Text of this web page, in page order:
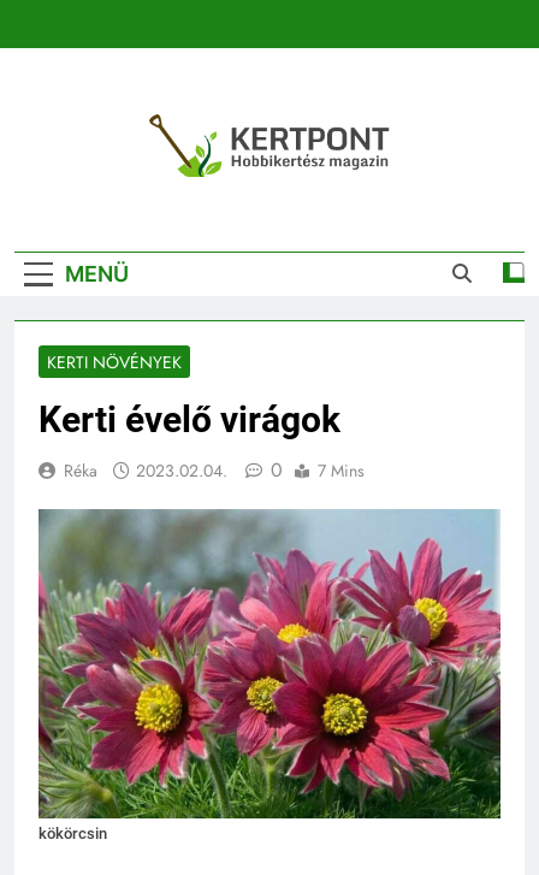
Kertészeti
Magazin |
Növénykereső És
Növényhatározó
MENÜ
KERTI NÖVÉNYEK
Kerti évelő virágok
Réka 2023.02.04. 0 7 Mins
kökörcsin